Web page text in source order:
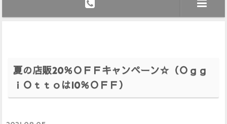
夏の店販20％ＯＦＦキャンペーン☆（Ｏｇｇ
ｉＯｔｔｏは10％ＯＦＦ）